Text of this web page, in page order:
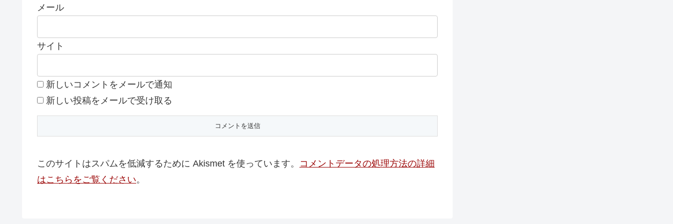
メール
サイト
新しいコメントをメールで通知
新しい投稿をメールで受け取る
このサイトはスパムを低減するために Akismet を使っています。 コメントデータの処理方法の詳細
はこちらをご覧ください。